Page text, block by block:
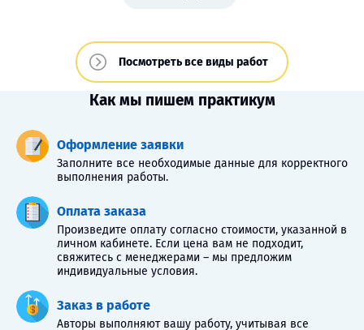
Посмотреть все виды работ
Как мы пишем практикум
Оформление заявки
Заполните все необходимые данные для корректного
выполнения работы.
Оплата заказа
Произведите оплату согласно стоимости, указанной в
личном кабинете. Если цена вам не подходит,
свяжитесь с менеджерами – мы предложим
индивидуальные условия.
Заказ в работе
Авторы выполняют вашу работу, учитывая все